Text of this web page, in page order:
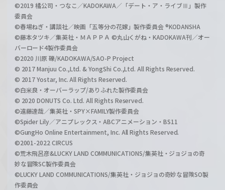
©2019 橘公司・つなこ／KADOKAWA／「デート・ア・ライブⅢ」製作
委員会
©春場ねぎ・講談社／映画「五等分の花嫁」製作委員会 ®KODANSHA
©藤本タツキ／集英社・ＭＡＰＰＡ ©丸山くがね・KADOKAWA刊／オー
バーロード4製作委員会
©2020 川原 礫/KADOKAWA/SAO-P Project
© 2017 Manjuu Co.,Ltd. & YongShi Co.,Ltd. All Rights Reserved.
© 2017 Yostar, Inc. All Rights Reserved.
©白米良・オーバーラップ/ありふれた製作委員会
© 2020 DONUTS Co. Ltd. All Rights Reserved.
©遠藤達哉／集英社・SPY×FAMILY製作委員会
©Spider Lily／アニプレックス・ABCアニメーション・BS11
©GungHo Online Entertainment, Inc. All Rights Reserved.
©2001-2022 CIRCUS
©荒木飛呂彦&LUCKY LAND COMMUNICATIONS/集英社・ジョジョの奇
妙な冒険SC製作委員会
©LUCKY LAND COMMUNICATIONS/集英社・ジョジョの奇妙な冒険SO製
作委員会